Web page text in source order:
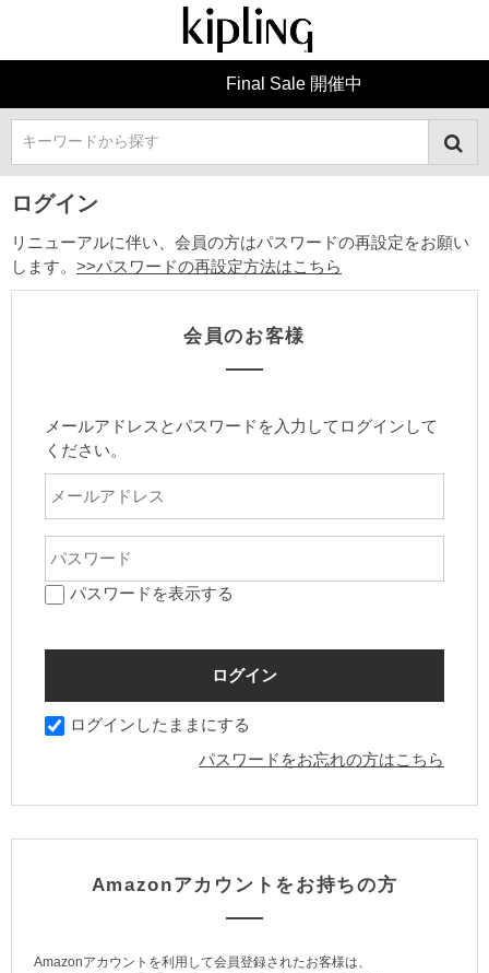
Final Sale 開催中
キーワードから探す
ログイン
リニューアルに伴い、会員の方はパスワードの再設定をお願い
します。 >>パスワードの再設定方法はこちら
会員のお客様
メールアドレスとパスワードを入力してログインして
ください。
パスワードを表示する
ログインしたままにする
パスワードをお忘れの方はこちら
Amazonアカウントをお持ちの方
Amazonアカウントを利用して会員登録されたお客様は、